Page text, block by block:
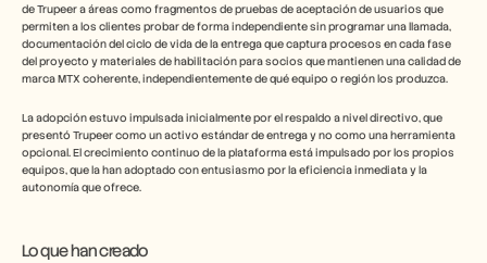
de Trupeer a áreas como fragmentos de pruebas de aceptación de usuarios que
permiten a los clientes probar de forma independiente sin programar una llamada,
documentación del ciclo de vida de la entrega que captura procesos en cada fase
del proyecto y materiales de habilitación para socios que mantienen una calidad de
marca MTX coherente, independientemente de qué equipo o región los produzca.
La adopción estuvo impulsada inicialmente por el respaldo a nivel directivo, que
presentó Trupeer como un activo estándar de entrega y no como una herramienta
opcional. El crecimiento continuo de la plataforma está impulsado por los propios
equipos, que la han adoptado con entusiasmo por la eficiencia inmediata y la
autonomía que ofrece.
Lo que han creado